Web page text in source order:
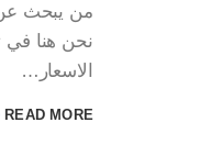
من يبحث
نحن هنا
الاسعار…
READ MORE